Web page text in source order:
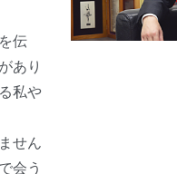
伝
あり
私や
せん
会う